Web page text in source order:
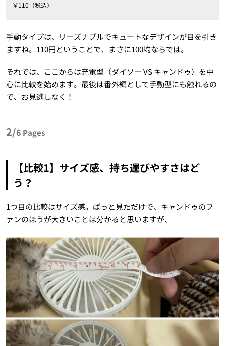
￥110（税込）
手動タイプは、リーズナブルでキュートなデザインが目を引き
ますね。110円ということで、まさに100均ならでは。
それでは、ここからは充電型（ダイソー VS キャンドゥ）を中
心に比較を始めます。最後は番外編として手動型にも触れるの
で、お見逃しなく！
2/6 Pages
【比較1】サイズ感、持ち運びやすさはど
う？
1つ目の比較はサイズ感。ぱっと見ただけで、キャンドゥのフ
ァンのほうが大きいことは分かると思いますが、